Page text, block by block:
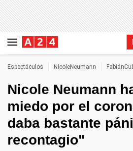
Espectáculos NicoleNeumann
Nicole Neumann
miedo por el
daba bastante
recontagio"